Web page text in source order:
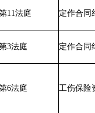
11法庭 定作合同
3法庭 定作合同
6法庭 工伤保险